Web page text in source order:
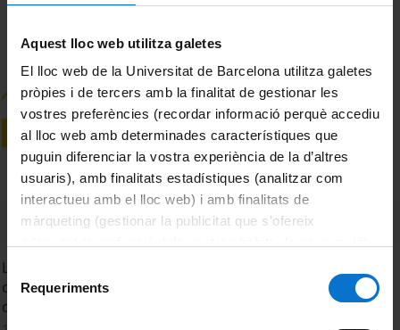
Aquest lloc web utilitza galetes
El lloc web de la Universitat de Barcelona utilitza galetes
pròpies i de tercers amb la finalitat de gestionar les
vostres preferències (recordar informació perquè accediu
al lloc web amb determinades característiques que
puguin diferenciar la vostra experiència de la d’altres
usuaris), amb finalitats estadístiques (analitzar com
interactueu amb el lloc web) i amb finalitats de
màrqueting (gestionar la publicitat que s’ofereix
consultar laPolítica de galetes del lloc web de la
Selecció
de
consentiment
Requeriments
Les Universitats com a motor de política lingüística: Què
cal que facen les Universitats per revertir la minorització
del català?